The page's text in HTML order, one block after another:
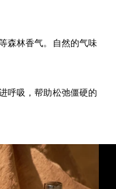
森林香气。自然的气味
呼吸，帮助松弛僵硬的